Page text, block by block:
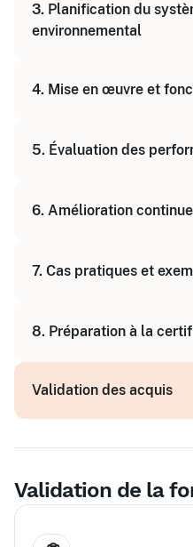
Exigences relatives
l'organisation
3. Planification du
environnemental
Objectifs
4. Mise en œuvre et
Communication et
5. Évaluation des
Audit interne et
6. Amélioration continue
Opportunités
7. Cas pratiques et
Exercices
8. Préparation à la
Plan d'action et suivi
Validation des acquis
Validation de la